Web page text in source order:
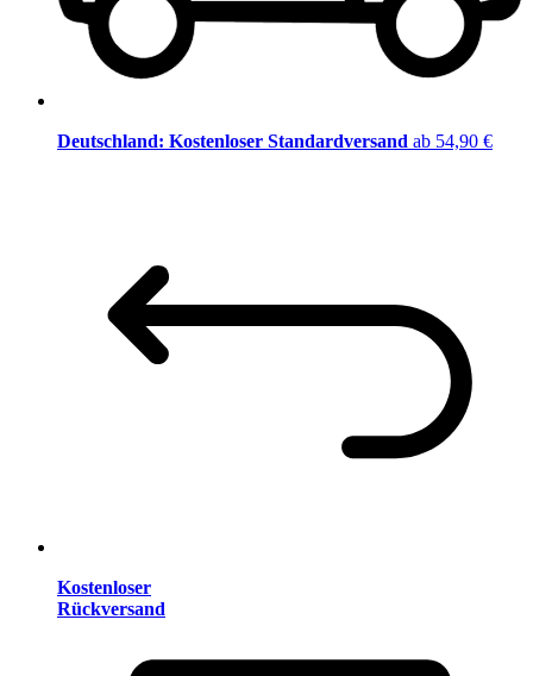
Deutschland: Kostenloser Standardversand ab 54,90 €
Kostenloser
Rückversand